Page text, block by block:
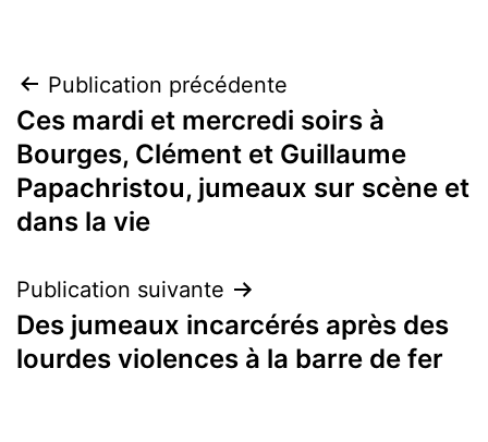
Navigation
de
l’article
Publication précédente
Ces mardi et mercredi soirs à
Bourges, Clément et Guillaume
Papachristou, jumeaux sur scène et
dans la vie
Publication suivante
Des jumeaux incarcérés après des
lourdes violences à la barre de fer